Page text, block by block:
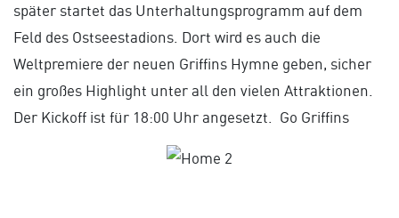
später startet das Unterhaltungsprogramm auf dem
Feld des Ostseestadions. Dort wird es auch die
Weltpremiere der neuen Griffins Hymne geben, sicher
ein großes Highlight unter all den vielen Attraktionen.
Der Kickoff ist für 18:00 Uhr angesetzt. Go Griffins